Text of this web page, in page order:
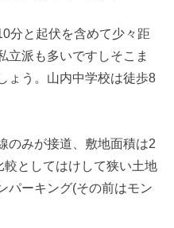
分と起伏を含めて少々距
立派も多いですしそこま
ょう。山内中学校は徒歩8
のみが接道、敷地面積は2
としてはけして狭い土地
パーキング(その前はモン